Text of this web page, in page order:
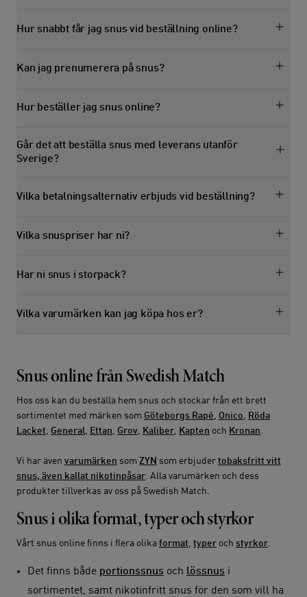
Hur snabbt får jag snus vid beställning online?
Kan jag prenumerera på snus?
Hur beställer jag snus online?
Går det att beställa snus med leverans utanför
Sverige?
Vilka betalningsalternativ erbjuds vid beställning?
Vilka snuspriser har ni?
Har ni snus i storpack?
Vilka varumärken kan jag köpa hos er?
Snus online från Swedish Match
Hos oss kan du beställa hem snus och stockar från ett brett
sortimentet med märken som Göteborgs Rapé Onico
Röda
Lacket
General Ettan Grov Kaliber Kapten och Kronan
Vi har även varumärken som ZYN som erbjuder tobaksfritt vitt
snus, även kallat nikotinpåsar . Alla varumärken och dess
produkter tillverkas av oss på Swedish Match.
Snus i olika format, typer och styrkor
Vårt snus online finns i flera olika format typer och styrkor
Det finns både portionssnus och lössnus i
sortimentet, samt nikotinfritt snus för den som vill ha